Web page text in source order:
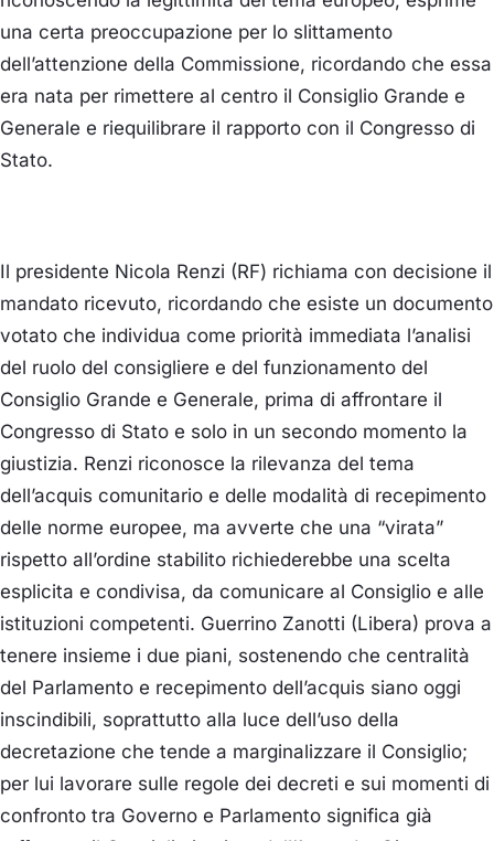
una certa preoccupazione per lo slittamento
dell’attenzione della Commissione, ricordando che essa
era nata per rimettere al centro il Consiglio Grande e
Generale e riequilibrare il rapporto con il Congresso di
Stato.
Il presidente Nicola Renzi (RF) richiama con decisione il
mandato ricevuto, ricordando che esiste un documento
votato che individua come priorità immediata l’analisi
del ruolo del consigliere e del funzionamento del
Consiglio Grande e Generale, prima di affrontare il
Congresso di Stato e solo in un secondo momento la
giustizia. Renzi riconosce la rilevanza del tema
dell’acquis comunitario e delle modalità di recepimento
delle norme europee, ma avverte che una “virata”
rispetto all’ordine stabilito richiederebbe una scelta
esplicita e condivisa, da comunicare al Consiglio e alle
istituzioni competenti. Guerrino Zanotti (Libera) prova a
tenere insieme i due piani, sostenendo che centralità
del Parlamento e recepimento dell’acquis siano oggi
inscindibili, soprattutto alla luce dell’uso della
decretazione che tende a marginalizzare il Consiglio;
per lui lavorare sulle regole dei decreti e sui momenti di
confronto tra Governo e Parlamento significa già